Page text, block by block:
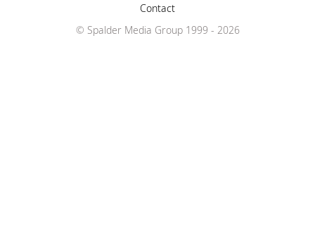
Contact
© Spalder Media Group 1999 - 2026